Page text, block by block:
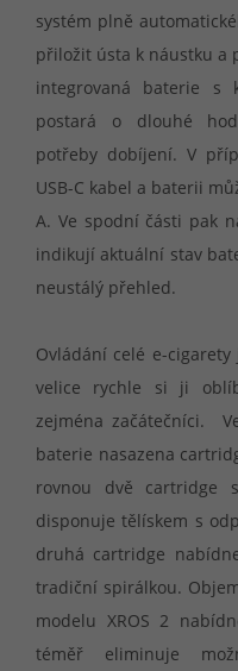
systém plně
přiložit ústa k náustku a
integrovaná baterie s
postará o dlouhé
potřeby dobíjení. V
USB-C kabel a baterii
A. Ve spodní části pak
indikují aktuální stav
neustálý přehled.
Ovládání celé e-
velice rychle si ji
zejména začátečníci.
baterie nasazena
rovnou dvě cartridge
disponuje tělískem s
druhá cartridge
tradiční spirálkou.
modelu XROS 2
téměř eliminuje